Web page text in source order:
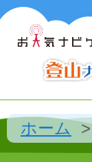
ホーム